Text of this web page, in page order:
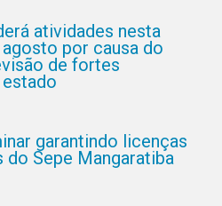
atividades nesta
por causa do
de fortes
garantindo licenças
Sepe Mangaratiba